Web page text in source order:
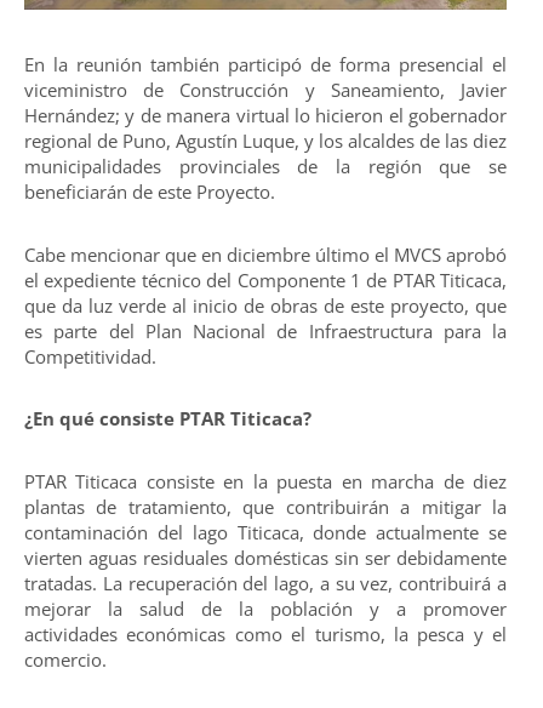
En la reunión también participó de forma presencial el
viceministro de Construcción y Saneamiento, Javier
Hernández; y de manera virtual lo hicieron el gobernador
regional de Puno, Agustín Luque, y los alcaldes de las diez
municipalidades provinciales de la región que se
beneficiarán de este Proyecto.
Cabe mencionar que en diciembre último el MVCS aprobó
el expediente técnico del Componente 1 de PTAR Titicaca,
que da luz verde al inicio de obras de este proyecto, que
es parte del Plan Nacional de Infraestructura para la
Competitividad.
¿En qué consiste PTAR Titicaca?
PTAR Titicaca consiste en la puesta en marcha de diez
plantas de tratamiento, que contribuirán a mitigar la
contaminación del lago Titicaca, donde actualmente se
vierten aguas residuales domésticas sin ser debidamente
tratadas. La recuperación del lago, a su vez, contribuirá a
mejorar la salud de la población y a promover
actividades económicas como el turismo, la pesca y el
comercio.